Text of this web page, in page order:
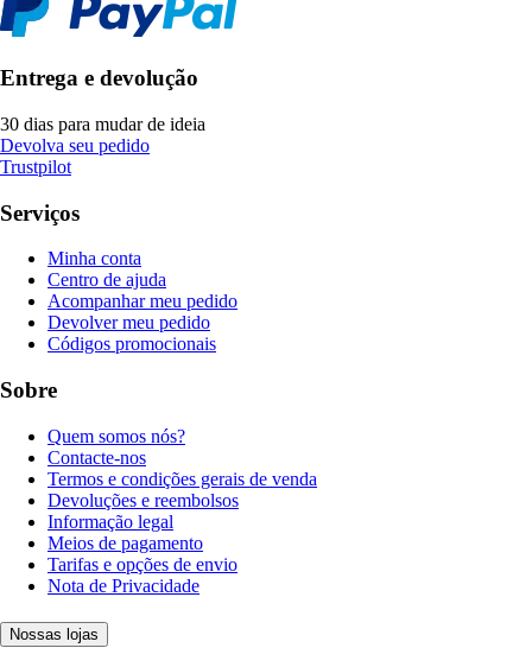
Entrega e devolução
30 dias para mudar de ideia
Devolva seu pedido
Trustpilot
Serviços
Minha conta
Centro de ajuda
Acompanhar meu pedido
Devolver meu pedido
Códigos promocionais
Sobre
Quem somos nós?
Contacte-nos
Termos e condições gerais de venda
Devoluções e reembolsos
Informação legal
Meios de pagamento
Tarifas e opções de envio
Nota de Privacidade
Nossas lojas